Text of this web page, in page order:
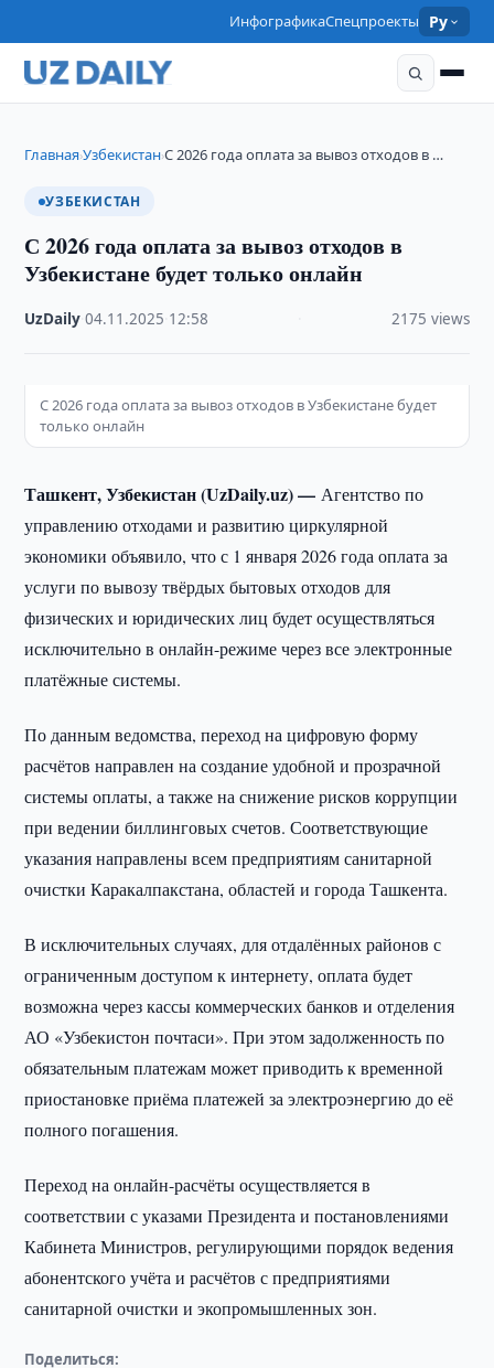
ИнфографикаСпецпроекты Ру
Главная›Узбекистан›С 2026 года оплата за вывоз отходов в …
УЗБЕКИСТАН
С 2026 года оплата за вывоз отходов в
Узбекистане будет только онлайн
UzDaily ·04.11.2025 12:58 2175 views
С 2026 года оплата за вывоз отходов в Узбекистане будет
только онлайн
Ташкент, Узбекистан (UzDaily.uz) —Агентство по
управлению отходами и развитию циркулярной
экономики объявило, что с 1 января 2026 года оплата за
услуги по вывозу твёрдых бытовых отходов для
физических и юридических лиц будет осуществляться
исключительно в онлайн-режиме через все электронные
платёжные системы.
По данным ведомства, переход на цифровую форму
расчётов направлен на создание удобной и прозрачной
системы оплаты, а также на снижение рисков коррупции
при ведении биллинговых счетов. Соответствующие
указания направлены всем предприятиям санитарной
очистки Каракалпакстана, областей и города Ташкента.
В исключительных случаях, для отдалённых районов с
ограниченным доступом к интернету, оплата будет
возможна через кассы коммерческих банков и отделения
АО «Узбекистон почтаси». При этом задолженность по
обязательным платежам может приводить к временной
приостановке приёма платежей за электроэнергию до её
полного погашения.
Переход на онлайн-расчёты осуществляется в
соответствии с указами Президента и постановлениями
Кабинета Министров, регулирующими порядок ведения
абонентского учёта и расчётов с предприятиями
санитарной очистки и экопромышленных зон.
Поделиться: